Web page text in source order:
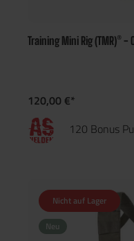
Training Mini Rig (TMR)® -
120,00 €*
120 Bonus
Nicht auf Lager
Neu